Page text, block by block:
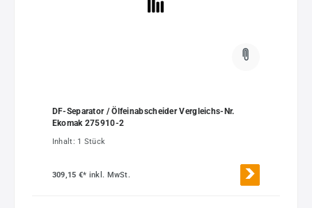
DF-Separator / Ölfeinabscheider Vergleichs-Nr.
Ekomak 275910-2
Inhalt: 1 Stück
309,15 €* inkl. MwSt.